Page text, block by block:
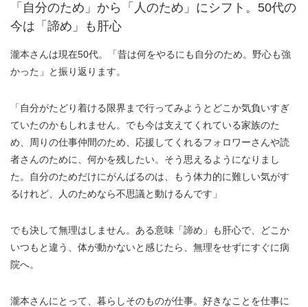
「自分のため」から「人のため」にシフト。50代の
今は「諦め」も肝心
瀧本さんは現在50代。「昔は何をやるにも自分のため。野心も強
かった」と振り返ります。
「自分がたどり着ける限界まで行ってみようとどこか気負いすぎ
ていたのかもしれません。でも今は支えてくれている家族のた
め、周りの仕事仲間のため、応援してくれるフォロワーさんや読
者さんのために、何かを残したい。そう思えるようになりまし
た。自分のためだけにがんばるのは、もう体力的に難しい気がす
るけれど、人のためなら不思議と動けるんです」
でも決して無理はしません。ある意味「諦め」も肝心で、どこか
いつもと違う、体が動かないと感じたら、無理をせずにすぐに病
院へ。
瀧本さんにとって、暮らしそのものが仕事。好きなことを仕事に